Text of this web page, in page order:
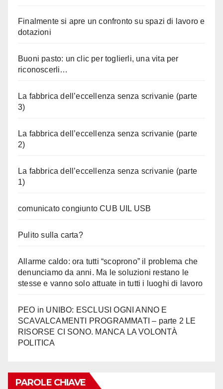
Finalmente si apre un confronto su spazi di lavoro e
dotazioni
Buoni pasto: un clic per toglierli, una vita per
riconoscerli…
La fabbrica dell’eccellenza senza scrivanie (parte
3)
La fabbrica dell’eccellenza senza scrivanie (parte
2)
La fabbrica dell’eccellenza senza scrivanie (parte
1)
comunicato congiunto CUB UIL USB
Pulito sulla carta?
Allarme caldo: ora tutti “scoprono” il problema che
denunciamo da anni. Ma le soluzioni restano le
stesse e vanno solo attuate in tutti i luoghi di lavoro
PEO in UNIBO: ESCLUSI OGNI ANNO E
SCAVALCAMENTI PROGRAMMATI – parte 2 LE
RISORSE CI SONO. MANCA LA VOLONTÀ
POLITICA
PAROLE CHIAVE